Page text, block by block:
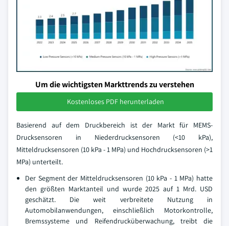
Um die wichtigsten Markttrends zu verstehen
Kostenloses PDF herunterladen
Basierend auf dem Druckbereich ist der Markt für MEMS-
Drucksensoren in Niederdrucksensoren (<10 kPa),
Mitteldrucksensoren (10 kPa - 1 MPa) und Hochdrucksensoren (>1
MPa) unterteilt.
Der Segment der Mitteldrucksensoren (10 kPa - 1 MPa) hatte
den größten Marktanteil und wurde 2025 auf 1 Mrd. USD
geschätzt. Die weit verbreitete Nutzung in
Automobilanwendungen, einschließlich Motorkontrolle,
Bremssysteme und Reifendrucküberwachung, treibt die